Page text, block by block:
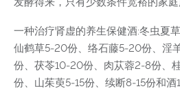
一种治疗肾虚的养生保健酒:冬虫夏草
仙鹤草5‑20份、络石藤5‑20份、淫
份、茯苓10‑20份、肉苁蓉2‑8份、
份、山茱萸5‑15份、续断8‑15份和